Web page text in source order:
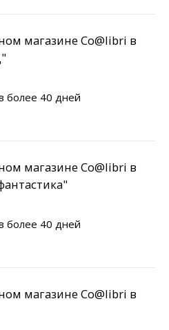
магазине Co@libri в
более 40 дней
магазине Co@libri в
более 40 дней
магазине Co@libri в